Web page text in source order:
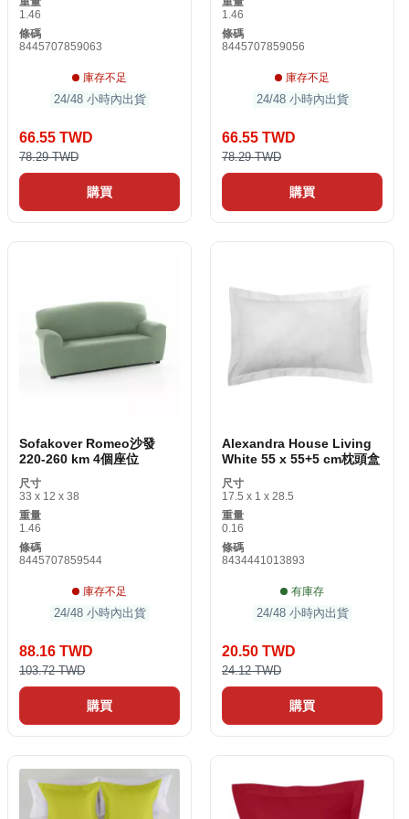
1.46
條碼
8445707859063
庫存不足
24/48 小時內出貨
66.55 TWD
78.29 TWD
購買
1.46
條碼
8445707859056
庫存不足
24/48 小時內出貨
66.55 TWD
78.29 TWD
購買
Sofakover Romeo沙發
220-260 km 4個座位
尺寸
33 x 12 x 38
重量
1.46
條碼
8445707859544
庫存不足
24/48 小時內出貨
88.16 TWD
103.72 TWD
購買
Alexandra House Living
White 55 x 55+5 cm枕頭盒
尺寸
17.5 x 1 x 28.5
重量
0.16
條碼
8434441013893
有庫存
24/48 小時內出貨
20.50 TWD
24.12 TWD
購買